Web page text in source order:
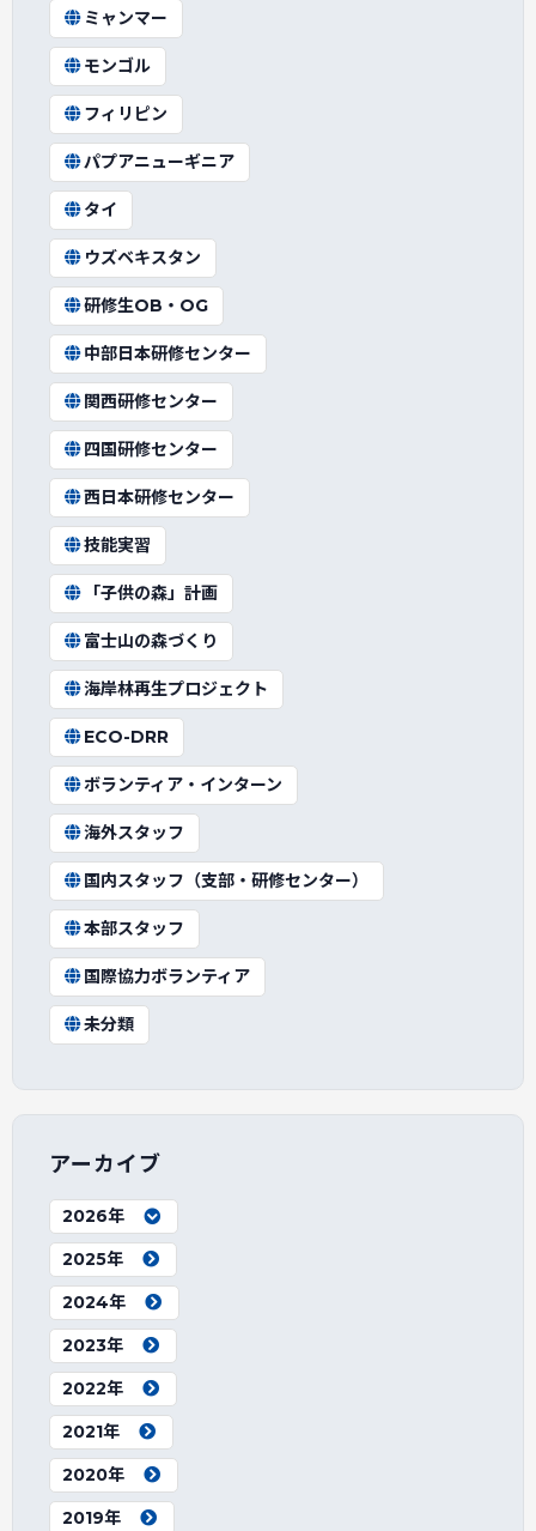
ミャンマー
モンゴル
フィリピン
パプアニューギニア
タイ
ウズベキスタン
研修生OB・OG
中部日本研修センター
関西研修センター
四国研修センター
西日本研修センター
技能実習
「子供の森」計画
富士山の森づくり
海岸林再生プロジェクト
ECO-DRR
ボランティア・インターン
海外スタッフ
国内スタッフ（支部・研修センター）
本部スタッフ
国際協力ボランティア
未分類
アーカイブ
2026年
2025年
2024年
2023年
2022年
2021年
2020年
2019年